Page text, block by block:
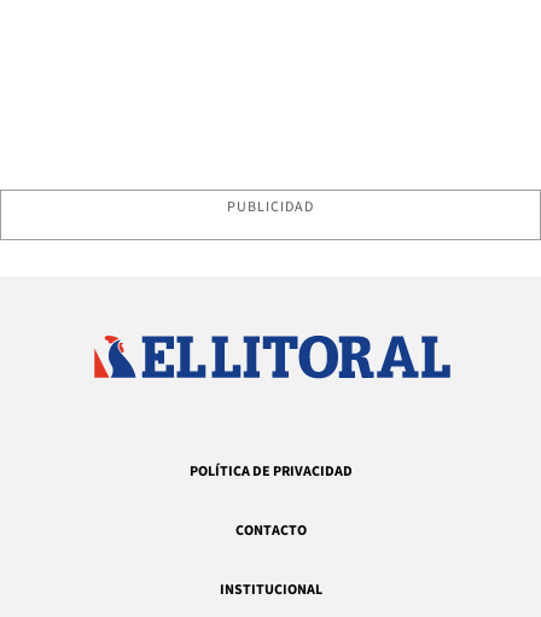
PUBLICIDAD
POLÍTICA DE PRIVACIDAD
CONTACTO
INSTITUCIONAL